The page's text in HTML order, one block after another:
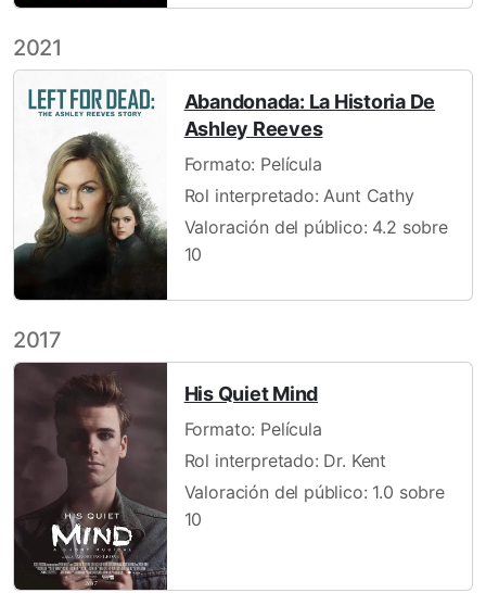
2021
Abandonada: La Historia De
Ashley Reeves
Formato: Película
Rol interpretado: Aunt Cathy
Valoración del público: 4.2 sobre
10
2017
His Quiet Mind
Formato: Película
Rol interpretado: Dr. Kent
Valoración del público: 1.0 sobre
10